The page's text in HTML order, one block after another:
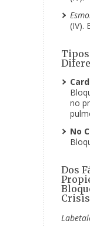
(IV).
Tipos
no
No
Dos